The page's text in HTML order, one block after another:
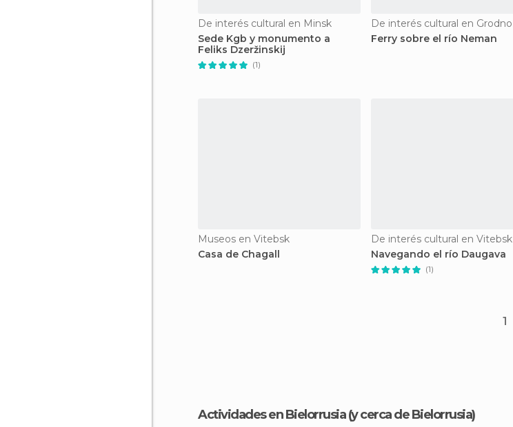
De interés cultural en Minsk
Sede Kgb y monumento a
Feliks Dzeržinskij
(1)
De interés cultural en Grodno
Ferry sobre el río Neman
Museos en Vitebsk
Casa de Chagall
De interés cultural en Vitebsk
Navegando el río Daugava
(1)
1
Actividades en Bielorrusia (y cerca de Bielorrusia)